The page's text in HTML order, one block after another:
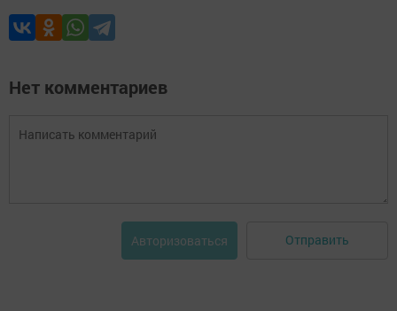
Нет комментариев
Авторизоваться Отправить